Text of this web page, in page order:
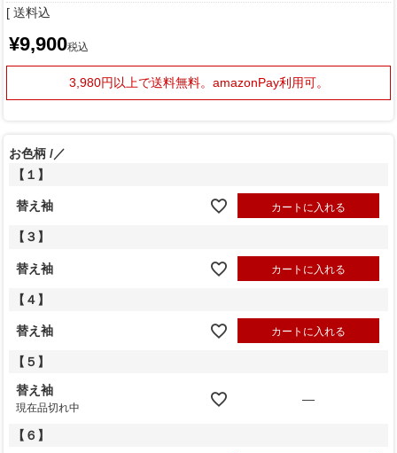
送料込
¥9,900税込
3,980円以上で送料無料。 amazonPay利用可。
お色柄
／
【１】
替え袖 カートに入れる
【３】
替え袖 カートに入れる
【４】
替え袖 カートに入れる
【５】
替え袖
現在品切れ中
—
【６】